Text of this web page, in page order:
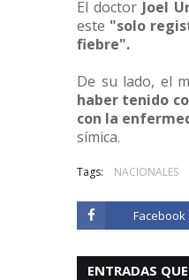
El doctor Joel
este "solo
fiebre".
De su lado, el
haber tenido
con la
símica.
Tags: NACIONALES
Facebook
ENTRADAS